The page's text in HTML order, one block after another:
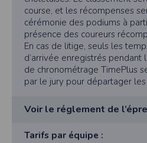
participation, aucun
d’inscription ne pourra être
L’autorisation parentale est
l’inscription des coureurs
Les inscriptions sont
inscriptions collectives de
organisations seront prises
en compte.
Conformément à l’article 261-
compétitions des Foulées
course, et les récompenses
cérémonie des podiums à
présence des coureurs
En cas de litige, seuls les
d’arrivée enregistrés pendant
de chronométrage TimePlus
par le jury pour départager les
Voir le réglement de
REGLEMENT
Tarifs par équipe :
Payment information
No payment is made within the app, so
debit cards will be collected.